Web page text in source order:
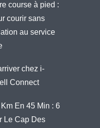
course à pied :
courir sans
au service
chez i-
Connect
En 45 Min : 6
Le Cap Des